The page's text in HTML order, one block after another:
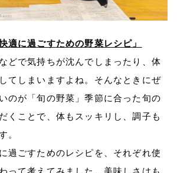
適に過ごすための野菜レシピ」
どで気持ちが沈んでしまったり、体
てしまいますよね。そんなときにぜ
のが「旬の野菜」季節に合った旬の
くことで、体もスッキリし、調子も
。
過ごすためのレシピを、それぞれ使